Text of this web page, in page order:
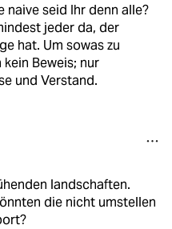
naive seid Ihr denn alle?
jeder da, der
hat. Um sowas zu
Beweis; nur
und Verstand.
landschaften.
die nicht umstellen